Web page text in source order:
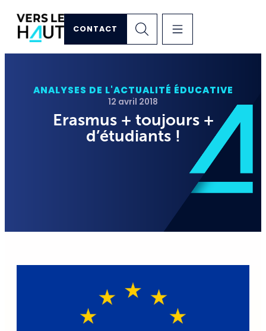
CONTACT
ANALYSES DE L'ACTUALITÉ ÉDUCATIVE
12 avril 2018
Erasmus + toujours +
d’étudiants !